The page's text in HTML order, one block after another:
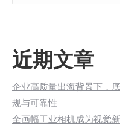
近期文章
企业高质量出海背景下，
规与可靠性
全画幅工业相机成为视觉